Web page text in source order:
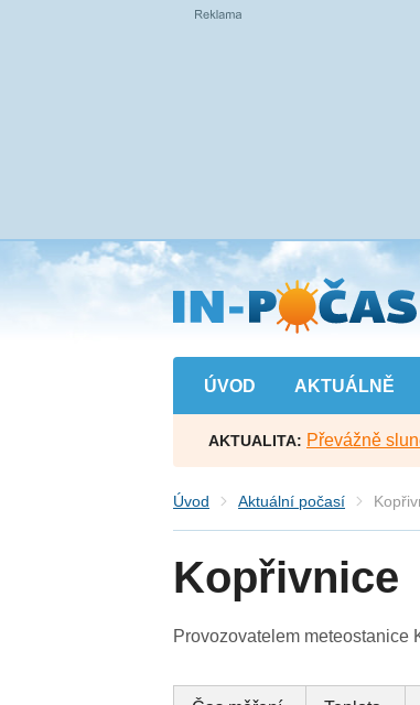
Přejít
na
hlavní
obsah
ÚVOD AKTUÁLNĚ
AKTUALITA: Převážně
Úvod Aktuální počasí
Kopřivnice
Provozovatelem meteostanice